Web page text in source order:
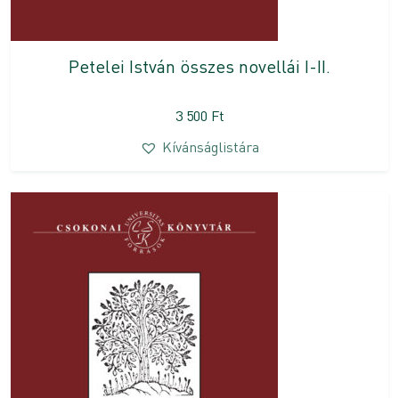
Petelei István összes novellái I-II.
3 500 Ft
Kívánságlistára